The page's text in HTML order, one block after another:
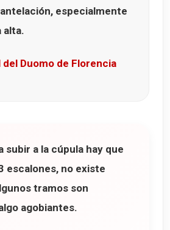
especialmente
alta.
Duomo de Florencia
subir a la cúpula hay que
escalones, no existe
tramos son
agobiantes.